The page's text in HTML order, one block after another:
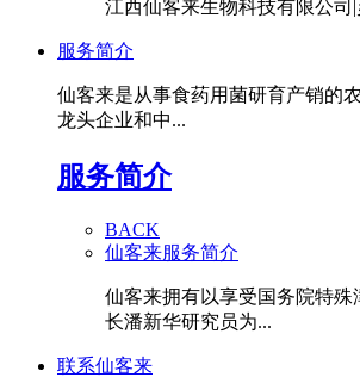
江西仙客来生物科技有限公司|
服务简介
仙客来是从事食药用菌研育产销的
龙头企业和中...
服务简介
BACK
仙客来服务简介
仙客来拥有以享受国务院特殊
长潘新华研究员为...
联系仙客来